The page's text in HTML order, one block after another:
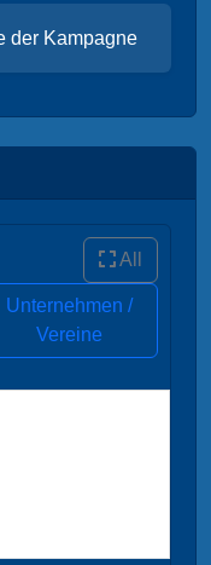
der Kampagne
All
Unternehmen /
Vereine